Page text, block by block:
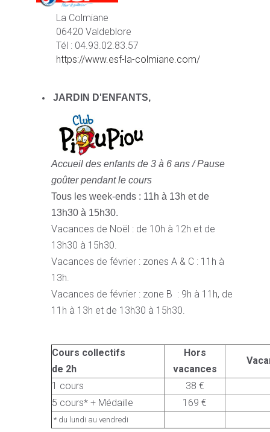
La Colmiane
06420 Valdeblore
Tél : 04.93.02.83.57
https://www.esf-la-colmiane.com/
JARDIN D'ENFANTS,
Accueil des enfants de 3 à 6 ans /Pause
goûter pendant le cours
Tous les week-ends : 11h à 13h et de
13h30 à 15h30.
Vacances de Noël : de 10h à 12h et de
13h30 à 15h30.
Vacances de février : zones A & C : 11h à
13h.
Vacances de février : zone B : 9h à 11h, de
11h à 13h et de 13h30 à 15h30.
Cours collectifs
de 2h
Hors
vacances
1 cours
38 €
5 cours* + Médaille
169 €
* du lundi au vendredi